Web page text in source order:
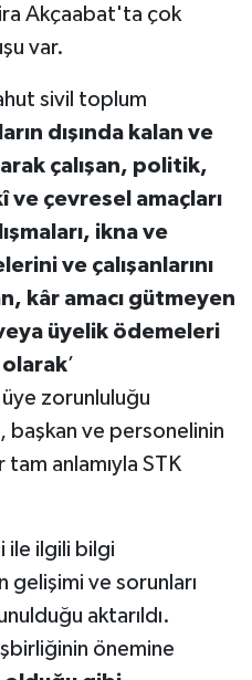
Akçaabat'ta çok
var.
sivil toplum
dışında kalan ve
çalışan, politik,
çevresel amaçları
ikna ve
ve çalışanlarını
kâr amacı gütmeyen
üyelik ödemeleri
olarak’
üye zorunluluğu
başkan ve personelinin
tam anlamıyla STK
ile ilgili bilgi
gelişimi ve sorunları
aktarıldı.
önemine